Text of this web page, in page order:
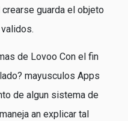
guarda el objeto
de Lovoo Con el fin
mayusculos Apps
de algun sistema de
an explicar tal